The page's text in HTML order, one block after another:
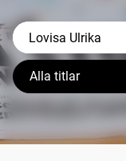
Alla titlar